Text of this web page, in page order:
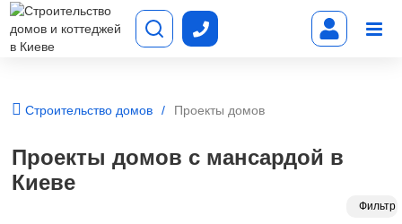
Строительство домов Проекты домов
Проекты домов с мансардой в
Киеве
Фильтр